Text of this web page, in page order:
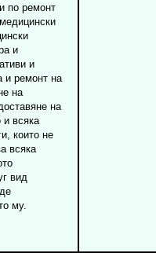
по ремонт
и
и
и ремонт на
на
на
и всяка
които не
всяка
вид
му.